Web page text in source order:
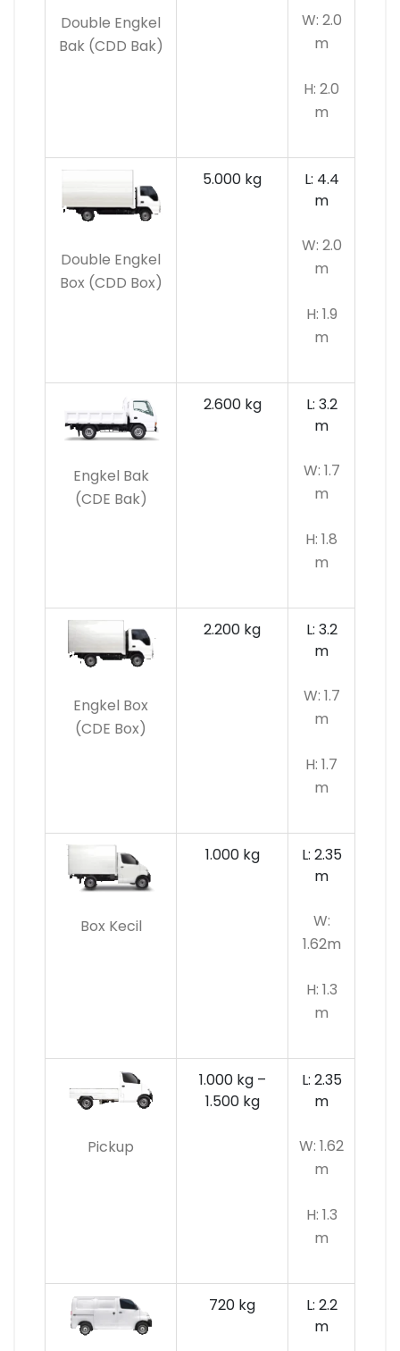
Double Engkel
Bak (CDD Bak)
W: 2.0
m
H: 2.0
m
Double Engkel
Box (CDD Box)
5.000 kg
L: 4.4
m
W: 2.0
m
H: 1.9
m
Engkel Bak
(CDE Bak)
2.600 kg
L: 3.2
m
W: 1.7
m
H: 1.8
m
Engkel Box
(CDE Box)
2.200 kg
L: 3.2
m
W: 1.7
m
H: 1.7
m
Box Kecil
1.000 kg
L: 2.35
m
W:
1.62m
H: 1.3
m
Pickup
1.000 kg –
1.500 kg
L: 2.35
m
W: 1.62
m
H: 1.3
m
720 kg
L: 2.2
m